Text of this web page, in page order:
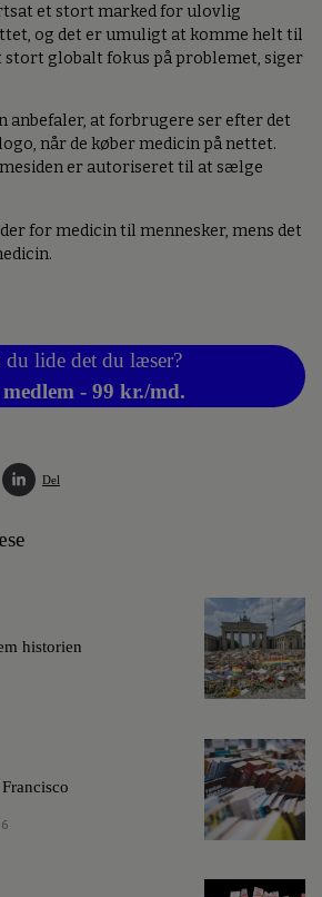
et stort marked for ulovlig
og det er umuligt at komme helt til
stort globalt fokus på problemet, siger
anbefaler, at forbrugere ser efter det
når de køber medicin på nettet.
er autoriseret til at sælge
for medicin til mennesker, mens det
du lide det du læser?
- 99 kr./md.
Del
historien